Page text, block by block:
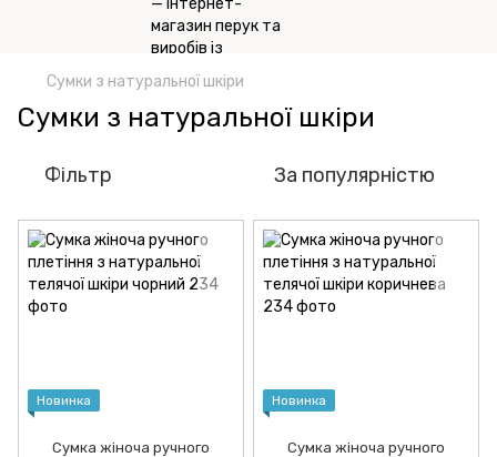
Сумки з натуральної шкіри
Сумки з натуральної шкіри
Фільтр За популярністю
Новинка
Сумка жіноча ручного
Новинка
Сумка жіноча ручного